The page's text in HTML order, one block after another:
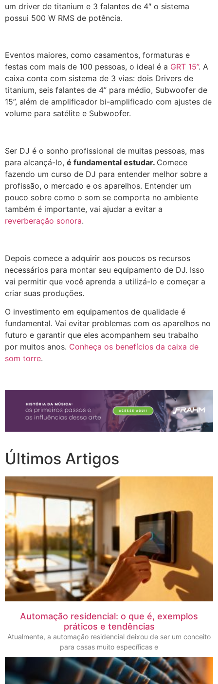
um driver de titanium e 3 falantes de 4″ o sistema
possui 500 W RMS de potência.
Eventos maiores, como casamentos, formaturas e
festas com mais de 100 pessoas, o ideal é a GRT 15”. A
caixa conta com sistema de 3 vias: dois Drivers de
titanium, seis falantes de 4” para médio, Subwoofer de
15”, além de amplificador bi-amplificado com ajustes de
volume para satélite e Subwoofer.
Ser DJ é o sonho profissional de muitas pessoas, mas
para alcançá-lo, é fundamental estudar. Comece
fazendo um curso de DJ para entender melhor sobre a
profissão, o mercado e os aparelhos. Entender um
pouco sobre como o som se comporta no ambiente
também é importante, vai ajudar a evitar a
reverberação sonora.
Depois comece a adquirir aos poucos os recursos
necessários para montar seu equipamento de DJ. Isso
vai permitir que você aprenda a utilizá-lo e começar a
criar suas produções.
O investimento em equipamentos de qualidade é
fundamental. Vai evitar problemas com os aparelhos no
futuro e garantir que eles acompanhem seu trabalho
por muitos anos. Conheça os benefícios da caixa de
som torre.
Últimos Artigos
Automação residencial: o que é, exemplos
práticos e tendências
Atualmente, a automação residencial deixou de ser um conceito
para casas muito específicas e